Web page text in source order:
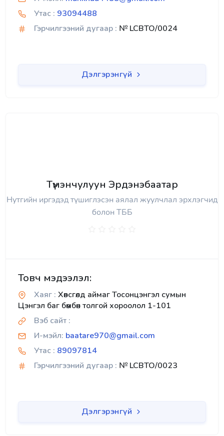
Утас : 93094488
Гэрчилгээний дугаар : № LCBTO/0024
Дэлгэрэнгүй
Түмэнчулуун Эрдэнэбаатар
Нутгийн иргэдэд түшиглэсэн аялал жуулчлал эрхлэгчид
болон ТББ
Товч мэдээлэл:
Хаяг : Хөвсгөлд аймаг Тосонцэнгэл сумын
Цэнгэл баг бөмбөн толгой хороолол 1-101
Вэб сайт :
И-мэйл: baatare970@gmail.com
Утас : 89097814
Гэрчилгээний дугаар : № LCBTO/0023
Дэлгэрэнгүй